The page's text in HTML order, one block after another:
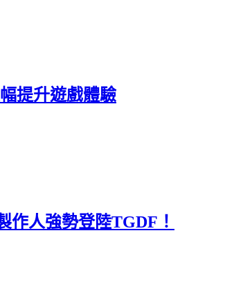
提升遊戲體驗
作人強勢登陸TGDF！